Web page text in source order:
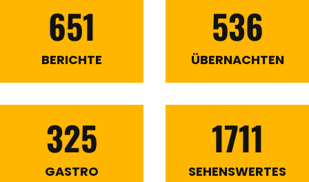
651
BERICHTE
536
ÜBERNACHTEN
325
GASTRO
1711
SEHENSWERTES